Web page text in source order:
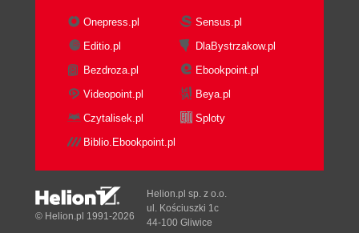
Onepress.pl
Sensus.pl
Editio.pl
DlaBystrzakow.pl
Bezdroza.pl
Ebookpoint.pl
Videopoint.pl
Beya.pl
Czytalisek.pl
Sploty
Biblio.Ebookpoint.pl
© Helion.pl 1991-2026
Helion.pl sp. z o.o.
ul. Kościuszki 1c
44-100 Gliwice